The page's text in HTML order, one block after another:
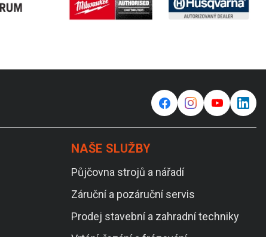
f ⌁ y in
NAŠE SLUŽBY
Půjčovna strojů a nářadí
Záruční a pozáruční servis
Prodej stavební a zahradní techniky